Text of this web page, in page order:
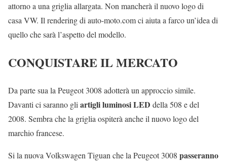
attorno a una griglia allargata. Non mancherà il nuovo logo di
casa VW. Il rendering di auto-moto.com ci aiuta a farco un’idea di
quello che sarà l’aspetto del modello.
CONQUISTARE IL MERCATO
Da parte sua la Peugeot 3008 adotterà un approccio simile.
Davanti ci saranno gli artigli luminosi LED della 508 e del
2008. Sembra che la griglia ospiterà anche il nuovo logo del
marchio francese.
Si la nuova Volkswagen Tiguan che la Peugeot 3008 passeranno